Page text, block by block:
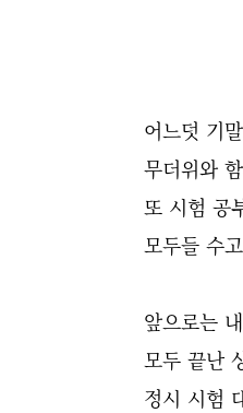
어느덧 기
무더위와
또 시험 공
모두들 수
앞으로는
모두 끝난
정시 시험